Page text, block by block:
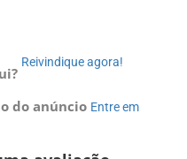
Reivindique agora!
do anúncio Entre em